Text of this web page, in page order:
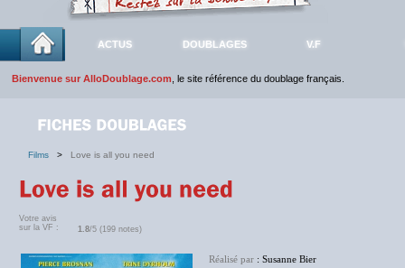
ACTUS DOUBLAGES V.F
Bienvenue sur AlloDoublage.com , le site référence du doublage français.
Films > Love is all you need
Votre avis
sur la VF :
1.8/5 (199 notes)
Réalisé par : Susanne Bier